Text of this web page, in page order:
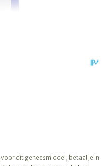
dit geneesmiddel, betaal je in